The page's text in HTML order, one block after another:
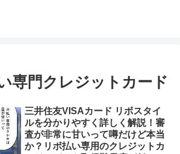
専門クレジットカード
三井住友VISAカード リボスタイ
ルを分かりやすく詳しく解説！審
査が非常に甘いって噂だけど本当
か？リボ払い専用のクレジットカ